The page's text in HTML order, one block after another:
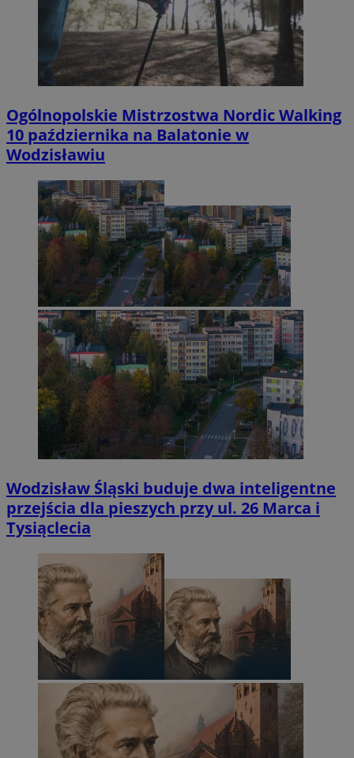
Ogólnopolskie Mistrzostwa Nordic Walking
10 października na Balatonie w
Wodzisławiu
Wodzisław Śląski buduje dwa inteligentne
przejścia dla pieszych przy ul. 26 Marca i
Tysiąclecia